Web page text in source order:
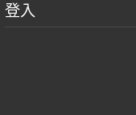
登入